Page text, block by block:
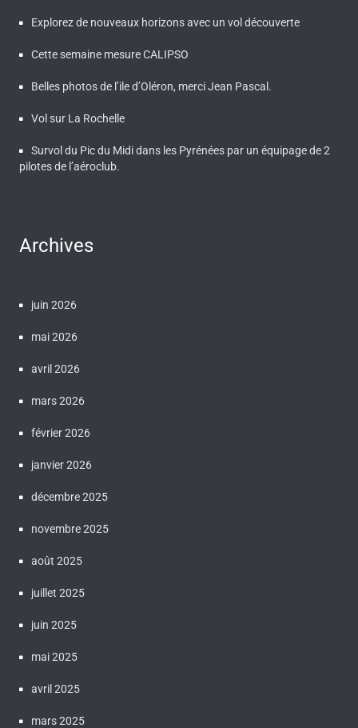
Explorez de nouveaux horizons avec un vol découverte
Cette semaine mesure CALIPSO
Belles photos de l’ile d’Oléron, merci Jean Pascal.
Vol sur La Rochelle
Survol du Pic du Midi dans les Pyrénées par un équipage de 2
pilotes de l’aéroclub.
Archives
juin 2026
mai 2026
avril 2026
mars 2026
février 2026
janvier 2026
décembre 2025
novembre 2025
août 2025
juillet 2025
juin 2025
mai 2025
avril 2025
mars 2025